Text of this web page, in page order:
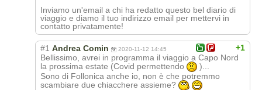
Inviamo un'email a chi ha redatto questo bel diario di
viaggio e diamo il tuo indirizzo email per mettervi in
contatto privatamente!
+1
#1 Andrea Comin 2020-11-12 14:45
Bellissimo, avrei in programma il viaggio a Capo Nord
la prossima estate (Covid permettendo
)...
Sono di Follonica anche io, non è che potremmo
scambiare due chiacchere assieme?